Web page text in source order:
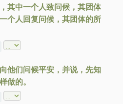
其中一个人致问候，其团体
个人回复问候，其团体的所
他们问候平安，并说，先知
做的。